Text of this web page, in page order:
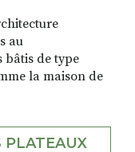
au
bâtis de type
la maison de
PLATEAUX